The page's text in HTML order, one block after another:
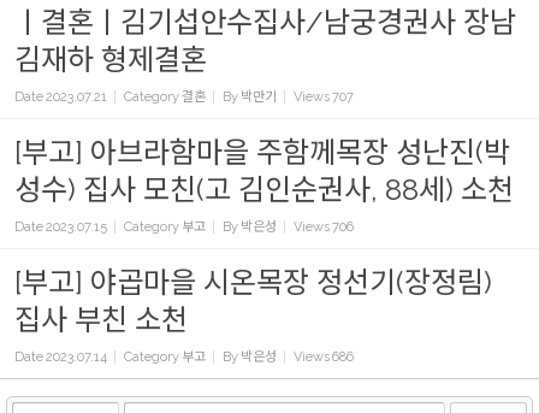
ㅣ결혼ㅣ김기섭안수집사/남궁경권사 장남
김재하 형제결혼
Date2023.07.21 Category결혼 By 박만기 Views707
[부고] 아브라함마을 주함께목장 성난진(박
성수) 집사 모친(고 김인순권사, 88세) 소천
Date2023.07.15 Category 부고 By 박은성 Views706
[부고] 야곱마을 시온목장 정선기(장정림)
집사 부친 소천
Date2023.07.14 Category 부고 By 박은성 Views686